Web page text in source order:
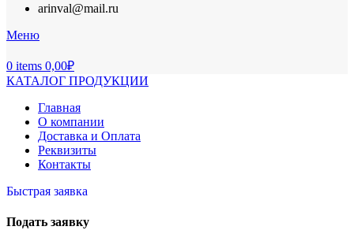
arinval@mail.ru
Меню
0 items 0,00₽
КАТАЛОГ ПРОДУКЦИИ
Главная
О компании
Доставка и Оплата
Реквизиты
Контакты
Быстрая заявка
Подать заявку